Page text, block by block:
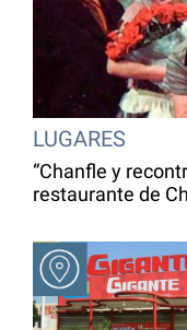
LUGARES
“Chanfle y
restaurante de